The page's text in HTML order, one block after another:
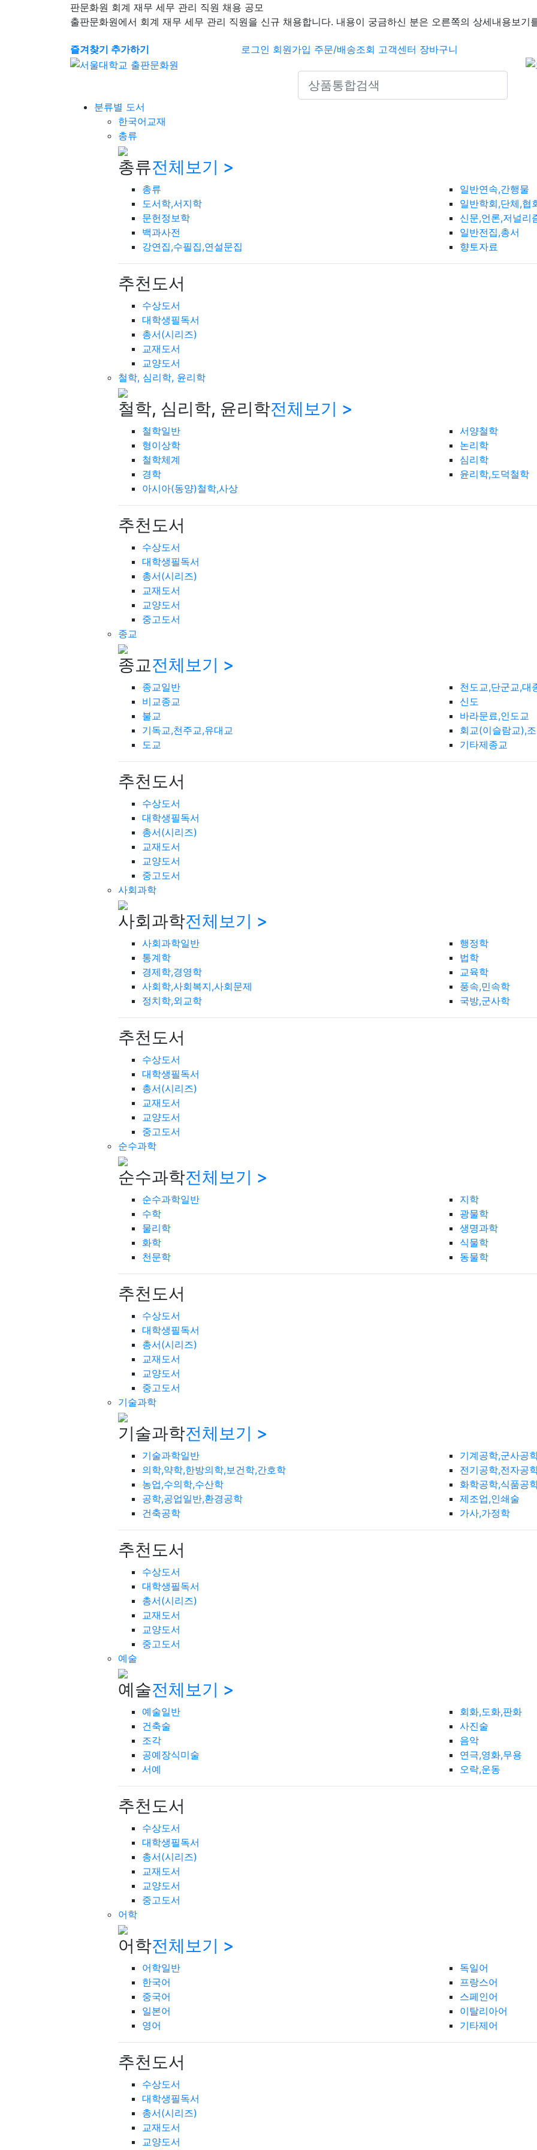
판문화원 회계 재무 세무 관리 직원 채용 공모
출판문화원에서 회계 재무 세무 관리 직원을 신규 채용합니다. 내용이 궁금하신 분은 오른쪽의 상세내용보기
즐겨찾기 추가하기 로그인 회원가입 주문/배송조회 고객센터 장바구니
Search icons
분류별 도서
한국어교재
총류
총류전체보기 >
총류
도서학,서지학
문헌정보학
백과사전
강연집,수필집,연설문집
일반연속,간행물
일반학회,단체,협
신문,언론,저널리
일반전집,총서
향토자료
추천도서
수상도서
대학생필독서
총서(시리즈)
교재도서
교양도서
철학, 심리학, 윤리학
철학, 심리학, 윤리학전체보기 >
철학일반
형이상학
철학체계
경학
아시아(동양)철학,사상
서양철학
논리학
심리학
윤리학,도덕철학
추천도서
수상도서
대학생필독서
총서(시리즈)
교재도서
교양도서
중고도서
종교
종교전체보기 >
종교일반
비교종교
불교
기독교,천주교,유대교
도교
천도교,단군교,대
신도
바라문료,인도교
회교(이슬람교),
기타제종교
추천도서
수상도서
대학생필독서
총서(시리즈)
교재도서
교양도서
중고도서
사회과학
사회과학전체보기 >
사회과학일반
통계학
경제학,경영학
사회학,사회복지,사회문제
정치학,외교학
행정학
법학
교육학
풍속,민속학
국방,군사학
추천도서
수상도서
대학생필독서
총서(시리즈)
교재도서
교양도서
중고도서
순수과학
순수과학전체보기 >
순수과학일반
수학
물리학
화학
천문학
지학
광물학
생명과학
식물학
동물학
추천도서
수상도서
대학생필독서
총서(시리즈)
교재도서
교양도서
중고도서
기술과학
기술과학전체보기 >
기술과학일반
의학,약학,한방의학,보건학,간호학
농업,수의학,수산학
공학,공업일반,환경공학
건축공학
기계공학,군사공
전기공학,전자공
화학공학,식품공
제조업,인쇄술
가사,가정학
추천도서
수상도서
대학생필독서
총서(시리즈)
교재도서
교양도서
중고도서
예술
예술전체보기 >
예술일반
건축술
조각
공예장식미술
서예
회화,도화,판화
사진술
음악
연극,영화,무용
오락,운동
추천도서
수상도서
대학생필독서
총서(시리즈)
교재도서
교양도서
중고도서
어학
어학전체보기 >
어학일반
한국어
중국어
일본어
영어
독일어
프랑스어
스페인어
이탈리아어
기타제어
추천도서
수상도서
대학생필독서
총서(시리즈)
교재도서
교양도서